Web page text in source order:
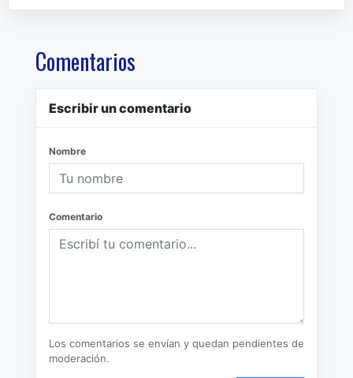
Comentarios
Escribir un comentario
Nombre
Comentario
Los comentarios se envían y quedan pendientes de
moderación.